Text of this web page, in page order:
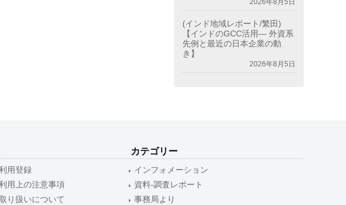
(インド地域レポート/繁田)
【インドのGCC活用― 外資系
先例と最近の日本企業の動
き】
2026年8月5日
用登録
用上の注意事項
り扱いについて
カテゴリー
インフォメーション
資料-調査レポート
事務局より